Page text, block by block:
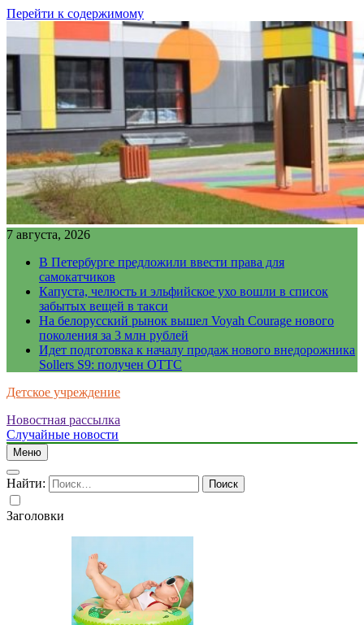
Перейти к содержимому
7 августа, 2026
В Петербурге предложили ввести права для
самокатчиков
Капуста, челюсть и эльфийское ухо вошли в список
забытых вещей в такси
На белорусский рынок вышел Voyah Courage нового
поколения за 3 млн рублей
Идет подготовка к началу продаж нового внедорожника
Sollers S9: получен ОТТС
Детское учреждение
Новостная рассылка
Случайные новости
Меню
Найти:
Заголовки